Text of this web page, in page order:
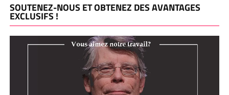
SOUTENEZ-NOUS ET OBTENEZ DES AVANTAGES
EXCLUSIFS !